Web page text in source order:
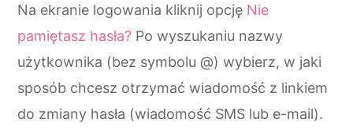
Na ekranie logowania kliknij opcję Nie
pamiętasz hasła? Po wyszukaniu nazwy
użytkownika (bez symbolu @) wybierz, w jaki
sposób chcesz otrzymać wiadomość z linkiem
do zmiany hasła (wiadomość SMS lub e-mail).